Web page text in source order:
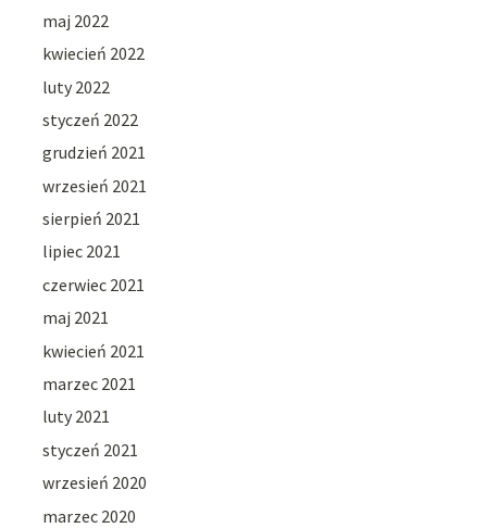
maj 2022
kwiecień 2022
luty 2022
styczeń 2022
grudzień 2021
wrzesień 2021
sierpień 2021
lipiec 2021
czerwiec 2021
maj 2021
kwiecień 2021
marzec 2021
luty 2021
styczeń 2021
wrzesień 2020
marzec 2020